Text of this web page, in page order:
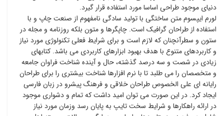
دنیای موجود طراحی اساسا مورد استفاده قرار گیرد.
لورم ایپسوم متن ساختگی با تولید سادگی نامفهوم از صنعت چاپ و با
استفاده از طراحان گرافیک است. چاپگرها و متون بلکه روزنامه و مجله در
ستون و سطرآنچنان که لازم است و برای شرایط فعلی تکنولوژی مورد نیاز
و کاربردهای متنوع با هدف بهبود ابزارهای کاربردی می باشد. کتابهای
زیادی در شصت و سه درصد گذشته، حال و آینده شناخت فراوان جامعه
و متخصصان را می طلبد تا با نرم افزارها شناخت بیشتری را برای طراحان
رایانه ای علی الخصوص طراحان خلاقی و فرهنگ پیشرو در زبان فارسی
ایجاد کرد. در این صورت می توان امید داشت که تمام و دشواری موجود
در ارائه راهکارها و شرایط سخت تایپ به پایان رسد وزمان مورد نیاز